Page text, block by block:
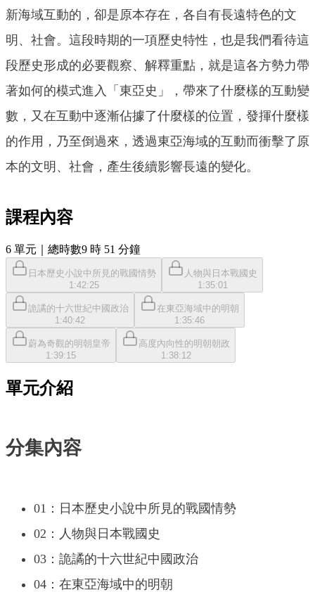
新海域互動的，卻是原本存在，各自有長遠特色的文
明、社會。這段時期的一項歷史特性，也是我們看待這
段歷史形成的必要觀察、解釋重點，就是這各方勢力帶
著如何的模式進入「東亞史」，帶來了什麼樣的互動變
數，又在互動中逐漸佔據了什麼樣的位置，發揮什麼樣
的作用，乃至倒過來，透過東亞海域的互動而衝擊了原
本的文明、社會，產生後續影響長遠的變化。
課程內容
6 單元 ｜總時數9 時 51 分鐘
日本歷史小說中所見的戰國情勢
1:42:25
人物與日本戰國史
1:35:01
詭譎的十六世紀中國政治
1:40:42
在東亞海域中的明朝
1:35:46
蔚為奇觀的明朝皇帝
1:39:15
高度內向性的明朝朝政
1:38:12
單元介紹
分集內容
01：日本歷史小說中所見的戰國情勢
02：人物與日本戰國史
03：詭譎的十六世紀中國政治
04：在東亞海域中的明朝